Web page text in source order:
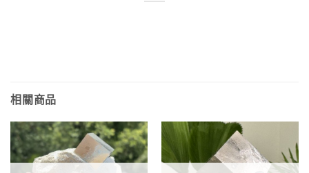
相關商品